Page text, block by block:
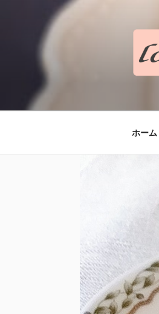
キ
ホーム